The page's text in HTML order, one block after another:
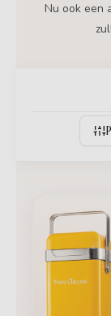
Nu ook een